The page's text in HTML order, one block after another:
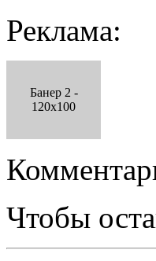
Реклама:
Банер 2 -
120x100
Чтобы